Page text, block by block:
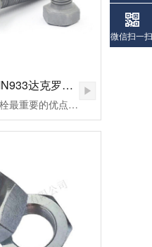
8.8级德标DIN933达克罗六角螺栓
达克罗六角螺栓最重要的优点是不氢脆，因此达克罗非常适合加工一些高档螺栓，如8.8级外六角螺栓。达克罗六角螺栓耐高温腐蚀，耐热温度可达300℃以上。但一般的热镀锌加工工艺，当温度做到100摄氏时，早已废料。达克罗涂层与六角螺栓和螺母的结合力好，处理后的外六角螺栓易于喷涂和着色，有机涂层的结合力超过磷化膜。达克罗六角螺栓在生产加工和涂布的全过程中，不会产生对环境有污染的废水废气，不使用三废管理降低了处理成本。
微信扫一扫